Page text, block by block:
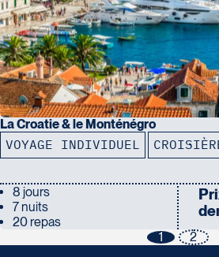
La Croatie & le Monténégro
VOYAGE INDIVIDUEL
8 jours
7 nuits
20 repas
1
2